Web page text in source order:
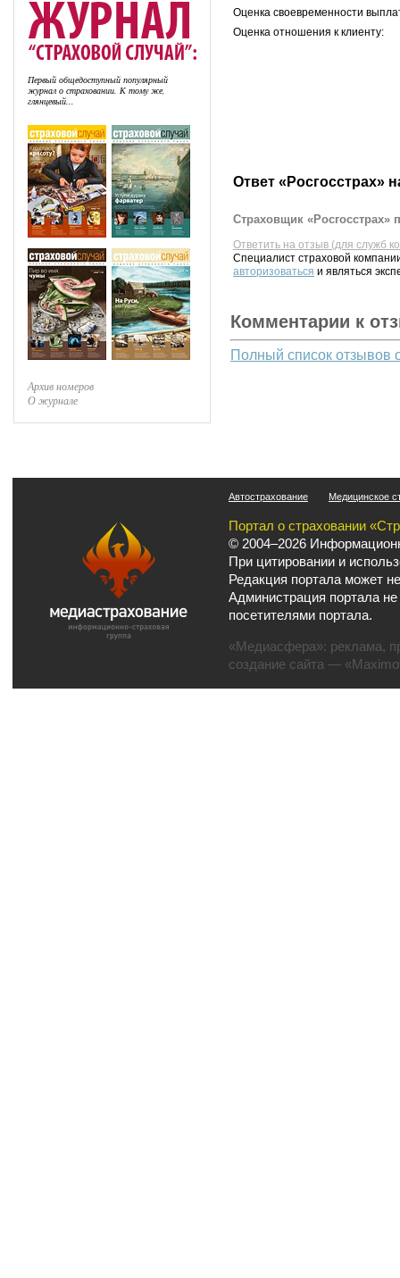
Первый общедоступный популярный
журнал о страховании. К тому же,
глянцевый...
Архив номеров
О журнале
Оценка своевременности
Оценка отношения к клиенту:
Ответ «Росгосстрах»
Страховщик «Росгосстрах»
Ответить на отзыв (для служб
Специалист страховой
авторизоваться и являться
Комментарии к
Полный список отзывов
Автострахование Медицинское
Портал о страховании
© 2004–2026
При цитировании и
Редакция портала может
Администрация портала
посетителями портала.
«Медиасфера»: реклама,
создание сайта —